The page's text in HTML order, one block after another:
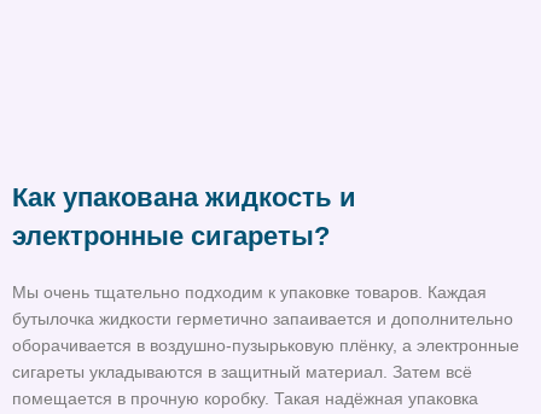
Как упакована жидкость и
электронные сигареты?
Мы очень тщательно подходим к упаковке товаров. Каждая
бутылочка жидкости герметично запаивается и дополнительно
оборачивается в воздушно-пузырьковую плёнку, а электронные
сигареты укладываются в защитный материал. Затем всё
помещается в прочную коробку. Такая надёжная упаковка